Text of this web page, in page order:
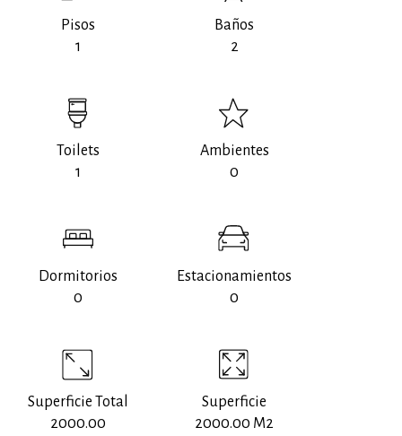
Pisos
1
Baños
2
Toilets
1
Ambientes
0
Dormitorios
0
Estacionamientos
0
Superficie Total
2000.00
Superficie
2000.00 M2